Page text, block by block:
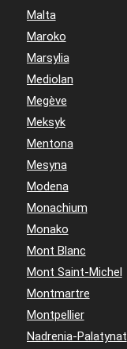
Malta
Maroko
Marsylia
Mediolan
Megève
Meksyk
Mentona
Mesyna
Modena
Monachium
Monako
Mont Blanc
Mont Saint-Michel
Montmartre
Montpellier
Nadrenia-Palatynat